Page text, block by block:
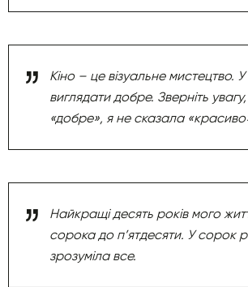
Кіно – це візуальне мистецтво.
виглядати добре. Зверніть
«добре», я не сказала
Найкращі десять років мого
сорока до п’ятдесяти. У сорок
зрозуміла все.